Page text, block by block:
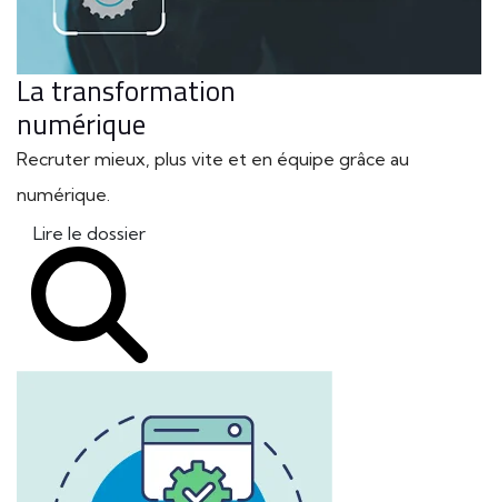
La transformation
numérique
Recruter mieux, plus vite et en équipe grâce au
numérique.
Lire le dossier